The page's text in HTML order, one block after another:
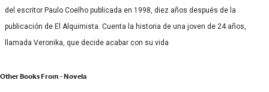
del escritor Paulo Coelho publicada en 1998, diez años después de la
publicación de El Alquimista. Cuenta la historia de una joven de 24 años,
llamada Veronika, que decide acabar con su vida
Other Books From - Novela